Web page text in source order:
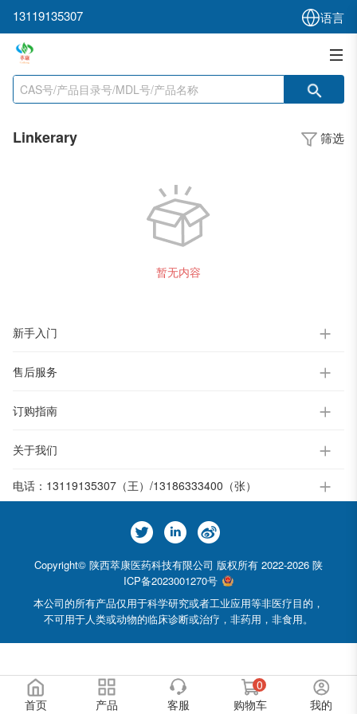
13119135307 语言
Linkerary 筛选
暂无内容
新手入门
售后服务
订购指南
关于我们
电话： 13119135307（王）/13186333400（张）
Copyright© 陕西萃康医药科技有限公司 版权所有 2022-2026 陕
ICP备2023001270号
本公司的所有产品仅用于科学研究或者工业应用等非医疗目的，
不可用于人类或动物的临床诊断或治疗，非药用，非食用。
首页 产品 客服
0
购物车
我的